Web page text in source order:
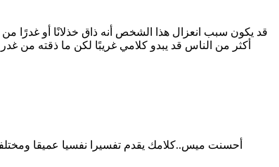
قد يكون سبب انعزال هذا الشخص أنه ذاق خذلانًا أو غدرًا
أكثر من الناس قد يبدو كلامي غريبًا لكن ما ذقته من
أحسنت ميس..كلامك يقدم تفسيرا نفسيا عميقا